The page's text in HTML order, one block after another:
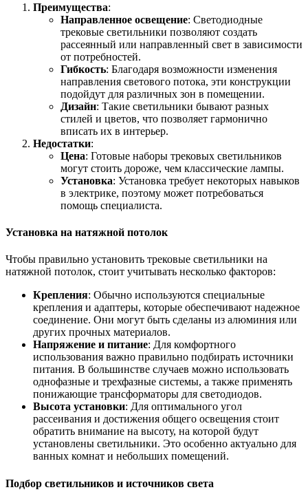
Преимущества:
Направленное освещение: Светодиодные
трековые светильники позволяют создать
рассеянный или направленный свет в зависимости
от потребностей.
Гибкость: Благодаря возможности изменения
направления светового потока, эти конструкции
подойдут для различных зон в помещении.
Дизайн: Такие светильники бывают разных
стилей и цветов, что позволяет гармонично
вписать их в интерьер.
Недостатки:
Цена: Готовые наборы трековых светильников
могут стоить дороже, чем классические лампы.
Установка: Установка требует некоторых навыков
в электрике, поэтому может потребоваться
помощь специалиста.
Установка на натяжной потолок
Чтобы правильно установить трековые светильники на
натяжной потолок, стоит учитывать несколько факторов:
Крепления: Обычно используются специальные
крепления и адаптеры, которые обеспечивают надежное
соединение. Они могут быть сделаны из алюминия или
других прочных материалов.
Напряжение и питание: Для комфортного
использования важно правильно подбирать источники
питания. В большинстве случаев можно использовать
однофазные и трехфазные системы, а также применять
понижающие трансформаторы для светодиодов.
Высота установки: Для оптимального угол
рассеивания и достижения общего освещения стоит
обратить внимание на высоту, на которой будут
установлены светильники. Это особенно актуально для
ванных комнат и небольших помещений.
Подбор светильников и источников света